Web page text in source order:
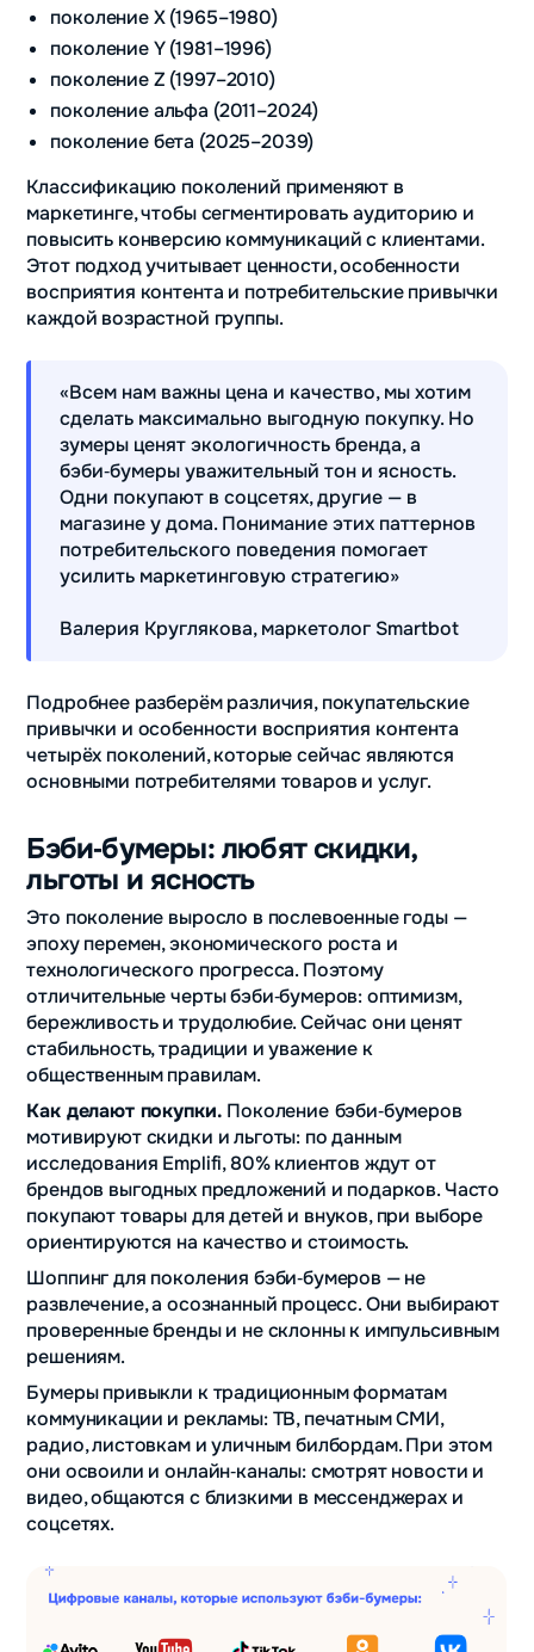
поколение X (1965–1980)
поколение Y (1981–1996)
поколение Z (1997–2010)
поколение альфа (2011–2024)
поколение бета (2025–2039)
Классификацию поколений применяют в
маркетинге, чтобы сегментировать аудиторию и
повысить конверсию коммуникаций с клиентами.
Этот подход учитывает ценности, особенности
восприятия контента и потребительские привычки
каждой возрастной группы.
«Всем нам важны цена и качество, мы хотим
сделать максимально выгодную покупку. Но
зумеры ценят экологичность бренда, а
бэби‑бумеры уважительный тон и ясность.
Одни покупают в соцсетях, другие — в
магазине у дома. Понимание этих паттернов
потребительского поведения помогает
усилить маркетинговую стратегию»
Валерия Круглякова, маркетолог Smartbot
Подробнее разберём различия, покупательские
привычки и особенности восприятия контента
четырёх поколений, которые сейчас являются
основными потребителями товаров и услуг.
Бэби‑бумеры: любят скидки,
льготы и ясность
Это поколение выросло в послевоенные годы —
эпоху перемен, экономического роста и
технологического прогресса. Поэтому
отличительные черты бэби‑бумеров: оптимизм,
бережливость и трудолюбие. Сейчас они ценят
стабильность, традиции и уважение к
общественным правилам.
Как делают покупки. Поколение бэби‑бумеров
мотивируют скидки и льготы: по данным
исследования Emplifi, 80% клиентов ждут от
брендов выгодных предложений и подарков. Часто
покупают товары для детей и внуков, при выборе
ориентируются на качество и стоимость.
Шоппинг для поколения бэби‑бумеров — не
развлечение, а осознанный процесс. Они выбирают
проверенные бренды и не склонны к импульсивным
решениям.
Бумеры привыкли к традиционным форматам
коммуникации и рекламы: ТВ, печатным СМИ,
радио, листовкам и уличным билбордам. При этом
они освоили и онлайн‑каналы: смотрят новости и
видео, общаются с близкими в мессенджерах и
соцсетях.